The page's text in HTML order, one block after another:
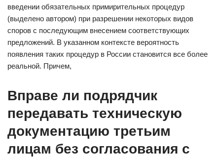
введении обязательных примирительных процедур
(выделено автором) при разрешении некоторых видов
споров с последующим внесением соответствующих
предложений. В указанном контексте вероятность
появления таких процедур в России становится все более
реальной. Причем,
Вправе ли подрядчик
передавать техническую
документацию третьим
лицам без согласования с